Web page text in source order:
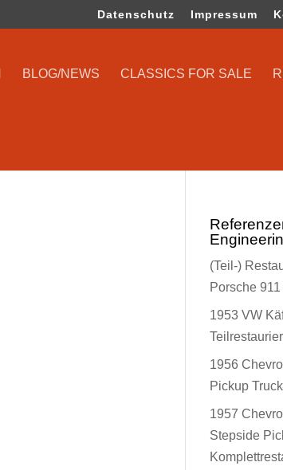
Datenschutz Impressum
BLOG/NEWS CLASSICS FOR SALE
(Teil-)
Porsche
1953 VW
1956
Pickup Truck
1957
Stepside